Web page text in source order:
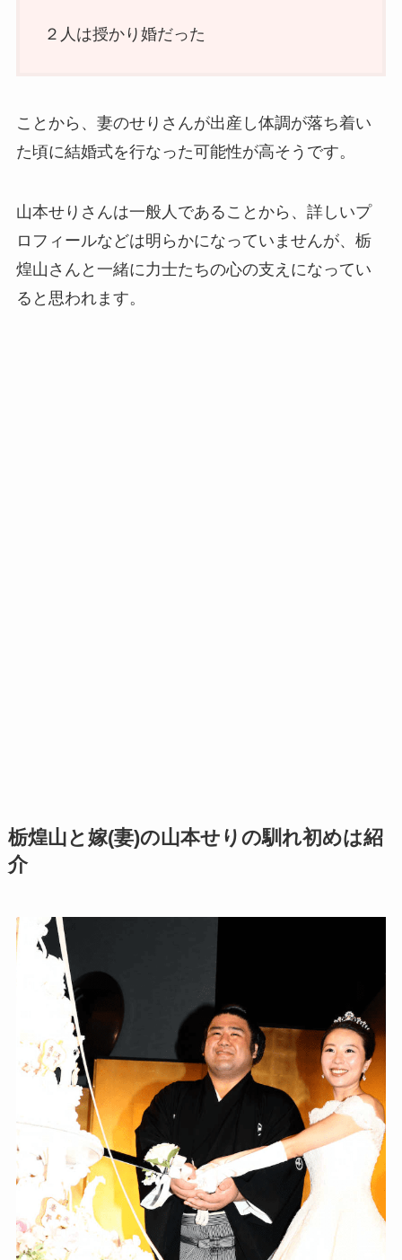
２人は授かり婚だった
ことから、妻のせりさんが出産し体調が落ち着い
た頃に結婚式を行なった可能性が高そうです。
山本せりさんは一般人であることから、詳しいプ
ロフィールなどは明らかになっていませんが、栃
煌山さんと一緒に力士たちの心の支えになってい
ると思われます。
栃煌山と嫁(妻)の山本せりの馴れ初めは紹
介